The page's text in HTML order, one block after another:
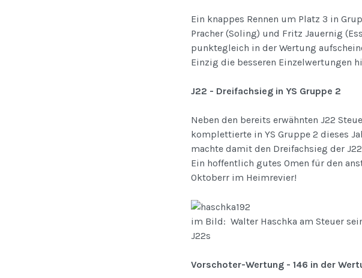
Ein knappes Rennen um Platz 3 in
Pracher (Soling) und Fritz Jauernig
punktegleich in der Wertung
Einzig die besseren Einzelwertungen
J22 - Dreifachsieg in YS Gruppe 2
Neben den bereits erwähnten J22
komplettierte in YS Gruppe 2 dieses
machte damit den Dreifachsieg der
Ein hoffentlich gutes Omen für den
Oktoberr im Heimrevier!
im Bild: Walter Haschka am Steuer
J22s
Vorschoter-Wertung - 146 in der